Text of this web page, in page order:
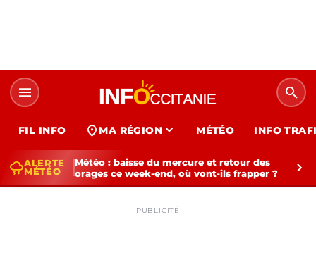
menu search
FIL INFO location_on MA RÉGION expand_more MÉTÉO INFO
thunderstormALERTE
MÉTÉO
Météo : baisse du mercure et retour des
orages ce week-end, où vont-ils frapper ?
chevron_right
PUBLICITÉ